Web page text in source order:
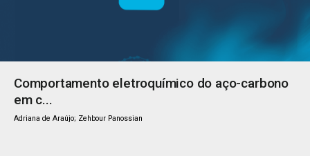
Comportamento eletroquímico do aço-carbono
em c...
Adriana de Araújo; Zehbour Panossian